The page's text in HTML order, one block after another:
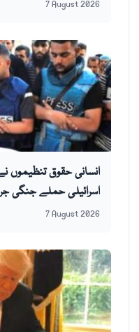
7 August 2026
انسانی حقوق تنظیموں
اسرائیلی حملے جنگی
7 August 2026